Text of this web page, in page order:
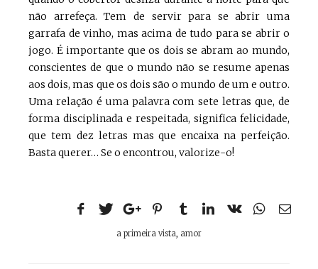
não arrefeça. Tem de servir para se abrir uma
garrafa de vinho, mas acima de tudo para se abrir o
jogo. É importante que os dois se abram ao mundo,
conscientes de que o mundo não se resume apenas
aos dois, mas que os dois são o mundo de um e outro.
Uma relação é uma palavra com sete letras que, de
forma disciplinada e respeitada, significa felicidade,
que tem dez letras mas que encaixa na perfeição.
Basta querer… Se o encontrou, valorize-o!
a primeira vista amor